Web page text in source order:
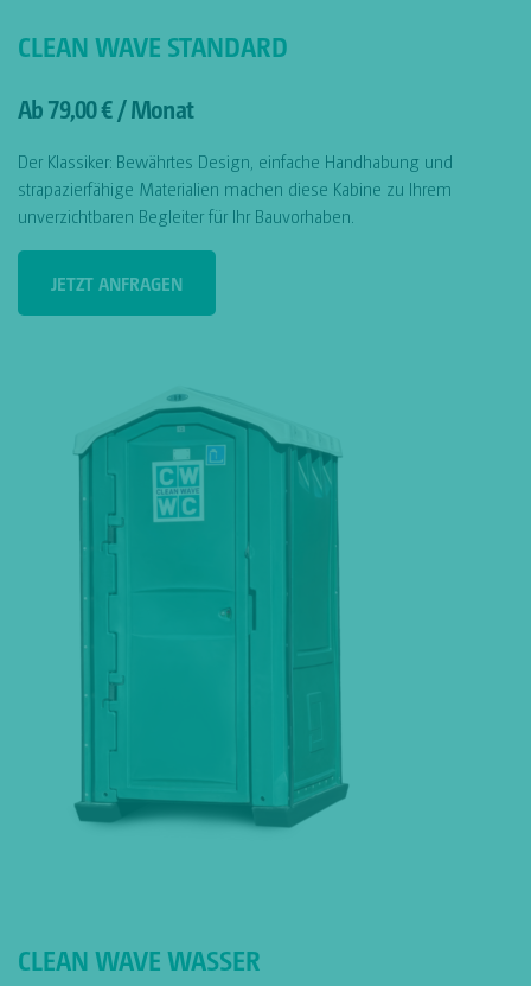
CLEAN WAVE STANDARD
Ab 79,00 € / Monat
Der Klassiker: Bewährtes Design, einfache Handhabung und
strapazierfähige Materialien machen diese Kabine zu Ihrem
unverzichtbaren Begleiter für Ihr Bauvorhaben.
JETZT ANFRAGEN
CLEAN WAVE WASSER